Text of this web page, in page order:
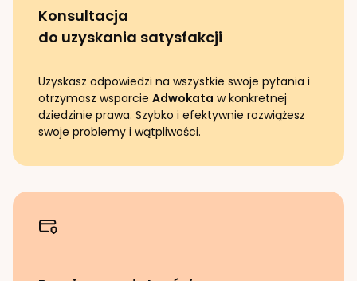
Konsultacja
do uzyskania satysfakcji
Uzyskasz odpowiedzi na wszystkie swoje pytania i
otrzymasz wsparcie Adwokata w konkretnej
dziedzinie prawa. Szybko i efektywnie rozwiążesz
swoje problemy i wątpliwości.